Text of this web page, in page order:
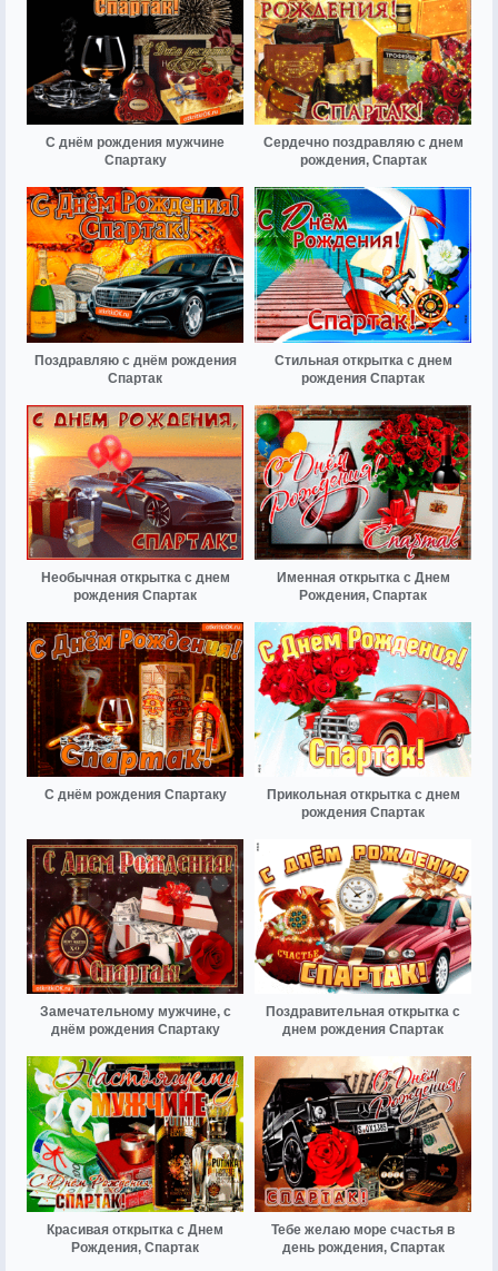
С днём рождения мужчине
Спартаку
Сердечно поздравляю с днем
рождения, Спартак
Поздравляю с днём рождения
Спартак
Стильная открытка с днем
рождения Спартак
Необычная открытка с днем
рождения Спартак
Именная открытка с Днем
Рождения, Спартак
С днём рождения Спартаку
Прикольная открытка с днем
рождения Спартак
Замечательному мужчине, с
днём рождения Спартаку
Поздравительная открытка с
днем рождения Спартак
Красивая открытка с Днем
Рождения, Спартак
Тебе желаю море счастья в
день рождения, Спартак